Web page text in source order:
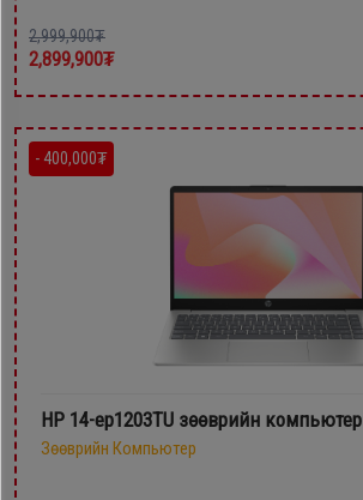
2,999,900₮
2,899,900₮
- 400,000₮
HP 14-ep1203TU зөөврийн компьютер
Зөөврийн Компьютер